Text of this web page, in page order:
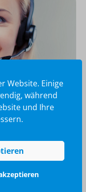
Website. Einige
während
und Ihre